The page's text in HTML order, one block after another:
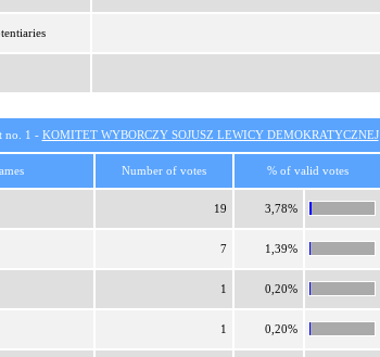
no. 1 - KOMITET WYBORCZY SOJUSZ LEWICY DEMOKRATYCZNEJ
Number of votes % of valid votes
19 3,78%
7 1,39%
1 0,20%
1 0,20%